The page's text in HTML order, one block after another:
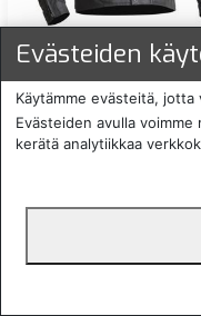
VAHAPINTAINEN
TEKSTIILITAKKIMUSTA
169,00 € 43 %
Evästeiden
Käytämme evästeitä,
Evästeiden avulla
kerätä analytiikkaa